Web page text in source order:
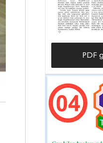
PDF